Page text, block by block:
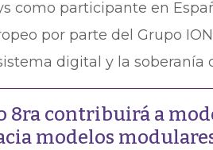
como participante en
por parte del Grupo
digital y la soberanía
8ra contribuirá a
modelos